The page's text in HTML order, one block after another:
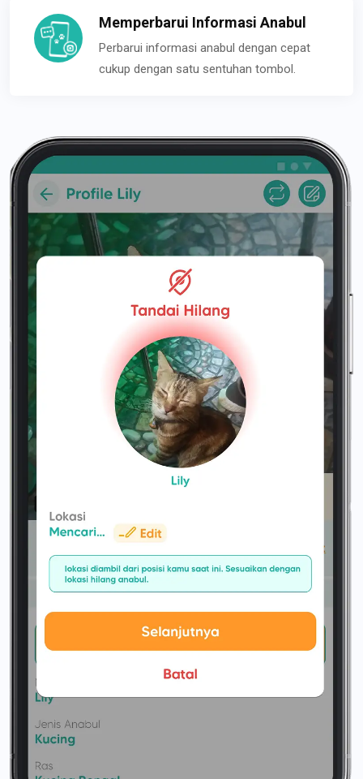
Memperbarui Informasi Anabul
Perbarui informasi anabul dengan cepat
cukup dengan satu sentuhan tombol.